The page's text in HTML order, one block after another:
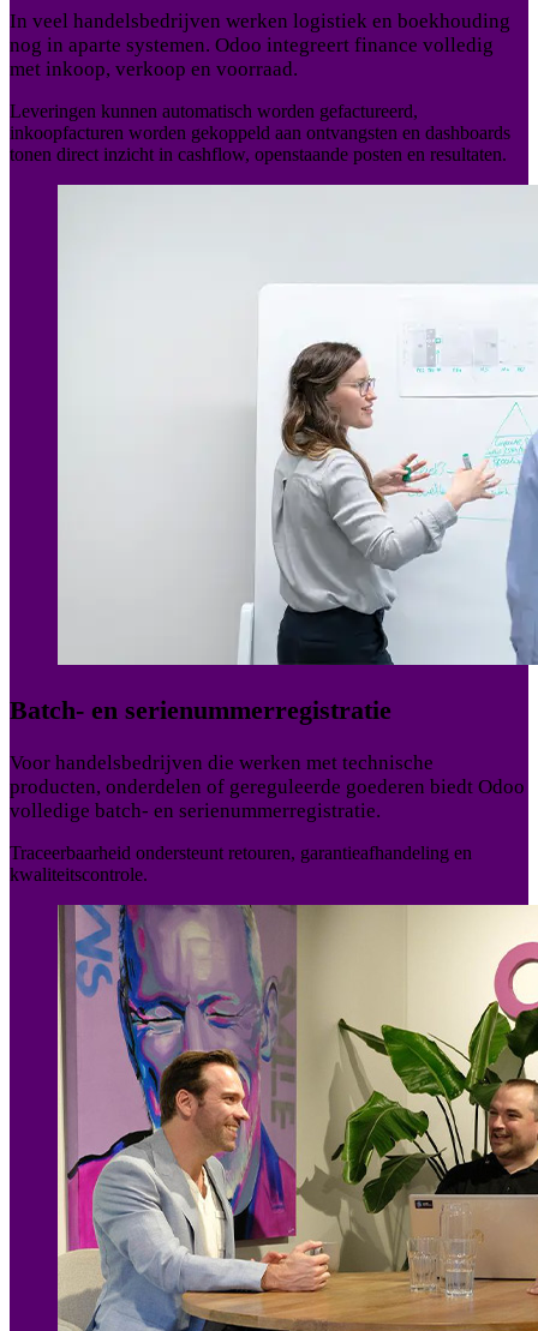
In veel handelsbedrijven werken logistiek en boekhouding
nog in aparte systemen. Odoo integreert finance volledig
met inkoop, verkoop en voorraad.
Leveringen kunnen automatisch worden gefactureerd,
inkoopfacturen worden gekoppeld aan ontvangsten en dashboards
tonen direct inzicht in cashflow, openstaande posten en resultaten.
Batch- en serienummerregistratie
Voor handelsbedrijven die werken met technische
producten, onderdelen of gereguleerde goederen biedt Odoo
volledige batch- en serienummerregistratie.
Traceerbaarheid ondersteunt retouren, garantieafhandeling en
kwaliteitscontrole.